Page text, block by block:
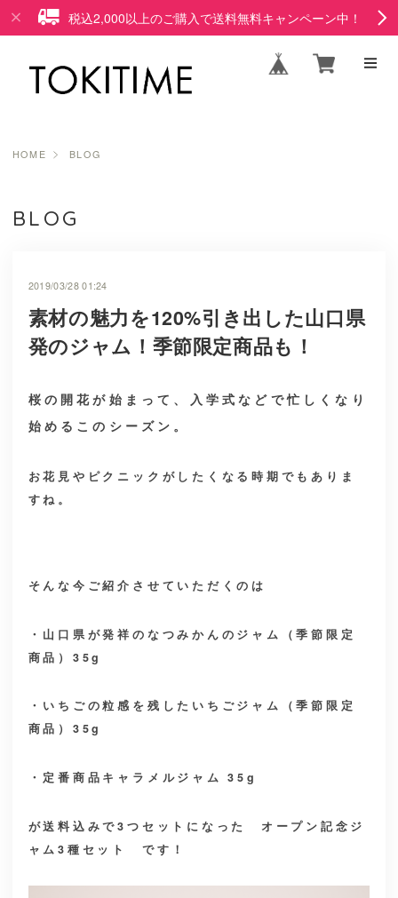
税込2,000以上のご購入で送料無料キャンペーン中！
HOME BLOG
BLOG
素材の魅力を120%引き出した山口県
発のジャム！季節限定商品も！
2019/03/28 01:24
桜の開花が始まって、入学式などで忙しくなり
始めるこのシーズン。
お花見やピクニックがしたくなる時期でもありま
すね。
そんな今ご紹介させていただくのは
・山口県が発祥のなつみかんのジャム（季節限定
商品）35g
・いちごの粒感を残したいちごジャム（季節限定
商品） 35g
・定番商品キャラメルジャム35g
が送料込みで3つセット になった オープン記念ジ
ャム3種セット
です！